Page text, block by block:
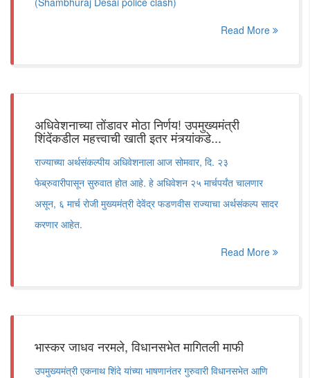
Read More
अधिवेशनाच्या तोंडावर मोठा निर्णय! उपमुख्यमंत्री
शिंदेंकडील महत्त्वाची खाती इतर मंत्र्यांकडे...
राज्याच्या अर्थसंकल्पीय अधिवेशनाला आज सोमवार, दि. २३
फेब्रुवारीपासून सुरुवात होत आहे. हे अधिवेशन २५ मार्चपर्यंत चालणार
असून, ६ मार्च रोजी मुख्यमंत्री देवेंद्र फडणवीस राज्याचा अर्थसंकल्प सादर
करणार आहेत.
Read More
भास्कर जाधव नरमले, विधानसभेत मागितली माफी
उपमुख्यमंत्री एकनाथ शिंदे यांच्या भाषणानंतर गुरुवारी विधानसभेत आणि